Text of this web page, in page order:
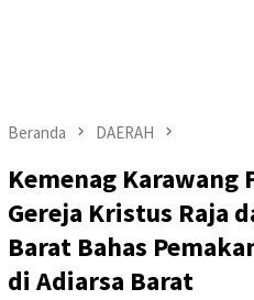
Beranda DAERAH
Kemenag Karawang
Gereja Kristus Raja
Barat Bahas
di Adiarsa Barat